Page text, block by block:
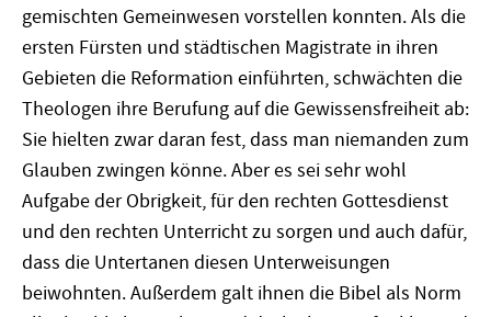
gemischten Gemeinwesen vorstellen konnten. Als die
ersten Fürsten und städtischen Magistrate in ihren
Gebieten die Reformation einführten, schwächten die
Theologen ihre Berufung auf die Gewissensfreiheit ab:
Sie hielten zwar daran fest, dass man niemanden zum
Glauben zwingen könne. Aber es sei sehr wohl
Aufgabe der Obrigkeit, für den rechten Gottesdienst
und den rechten Unterricht zu sorgen und auch dafür,
dass die Untertanen diesen Unterweisungen
beiwohnten. Außerdem galt ihnen die Bibel als Norm